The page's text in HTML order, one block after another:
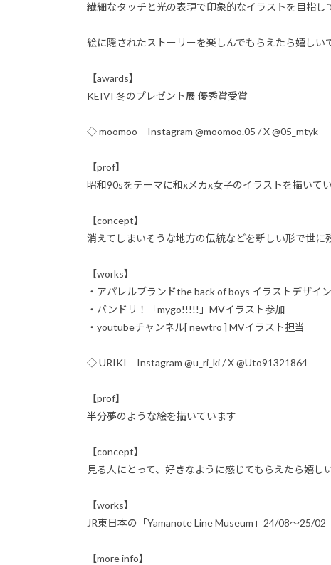
繊細なタッチと光の表現で印象的なイラストを目指し
絵に隠されたストーリーを楽しんでもらえたら嬉しい
【awards】
KEIVI 冬のプレゼント展 優秀賞受賞
◇ moomoo Instagram @moomoo.05 / X @05_mtyk
【prof】
昭和90sをテーマに和xメカx女子のイラストを描いて
【concept】
消えてしまいそうな地方の伝統などを新しい形で世に
【works】
・アパレルブランドthe back of boys イラストデザイン
・バンドリ！「mygo!!!!!」MVイラスト参加
・youtubeチャンネル[ newtro ] MVイラスト担当
◇ URIKI Instagram @u_ri_ki / X @Uto91321864
【prof】
半分夢のような絵を描いています
【concept】
見る人にとって、好きなように感じてもらえたら嬉し
【works】
JR東日本の「Yamanote Line Museum」24/08〜25/
【more info】